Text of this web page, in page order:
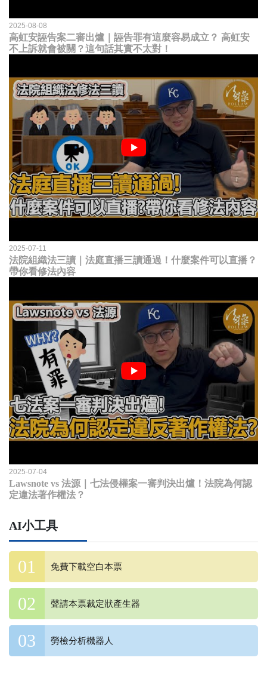
2025-08-08
高虹安誣告案二審出爐｜誣告罪有這麼容易成立？ 高虹安
不上訴就會被關？這句話其實不太對！
2025-07-11
法院組織法三讀｜法庭直播三讀通過！什麼案件可以直播？
帶你看修法內容
2025-07-04
Lawsnote vs 法源｜七法侵權案一審判決出爐！法院為何認
定違法著作權法？
AI小工具
免費下載空白本票
聲請本票裁定狀產生器
勞檢分析機器人